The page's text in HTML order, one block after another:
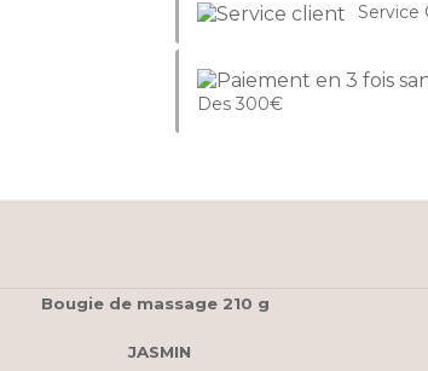
Service
Des 300€
Bougie de massage 210 g
JASMIN